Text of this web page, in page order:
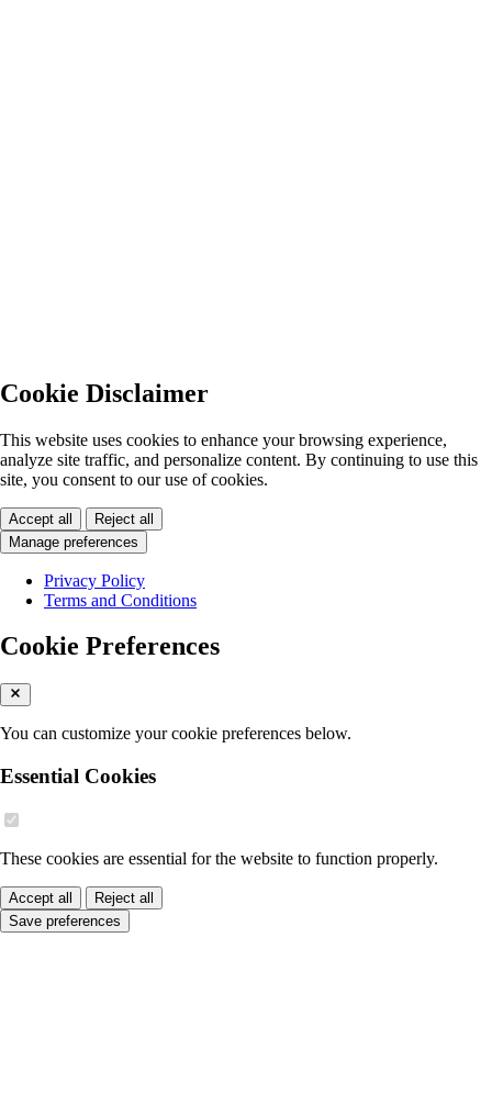
Cookie Disclaimer
This website uses cookies to enhance your browsing experience,
analyze site traffic, and personalize content. By continuing to use this
site, you consent to our use of cookies.
Accept all
Reject all
Manage preferences
Privacy Policy
Terms and Conditions
Cookie Preferences
You can customize your cookie preferences below.
Essential Cookies
These cookies are essential for the website to function properly.
Accept all
Reject all
Save preferences